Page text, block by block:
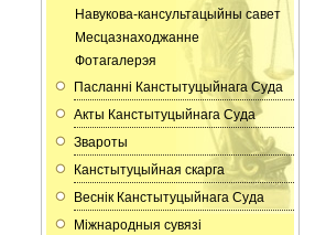
Навукова-кансультацыйны савет
Месцазнаходжанне
Фотагалерэя
Пасланнi Канстытуцыйнага Суда
Акты Канстытуцыйнага Суда
Звароты
Канстытуцыйная скарга
Веснік Канстытуцыйнага Суда
Мiжнародныя сувязi